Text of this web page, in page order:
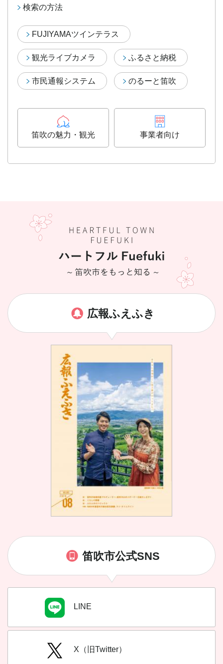
検索の方法
FUJIYAMAツインテラス
観光ライブカメラ ふるさと納税
市民通報システム のるーと笛吹
笛吹の魅力・観光 事業者向け
広報ふえふき
笛吹市公式SNS
LINE
X（旧Twitter）